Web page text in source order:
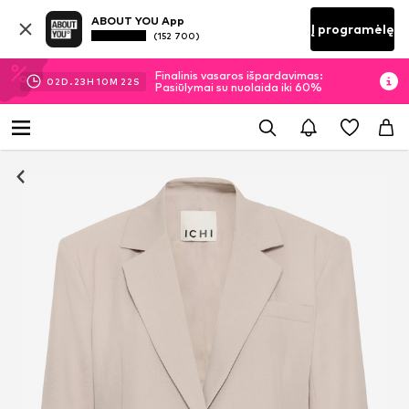
ABOUT YOU App
(152 700) Į programėlę
02D. 23H 10M 21 S
Finalinis vasaros išpardavimas:
Pasiūlymai su nuolaida iki 60%